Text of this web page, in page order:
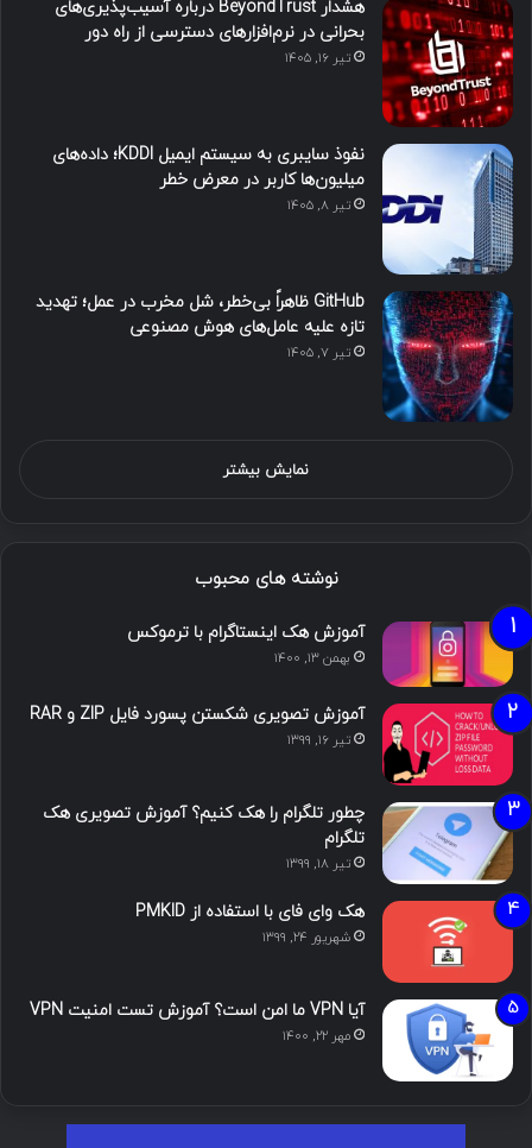
هشدار BeyondTrust درباره آسیب‌پذیری‌های
بحرانی در نرم‌افزارهای دسترسی از راه دور
تیر ۱۶, ۱۴۰۵
نفوذ سایبری به سیستم ایمیل KDDI؛ داده‌های
میلیون‌ها کاربر در معرض خطر
تیر ۸, ۱۴۰۵
GitHub ظاهراً بی‌خطر، شل مخرب در عمل؛ تهدید
تازه علیه عامل‌های هوش مصنوعی
تیر ۷, ۱۴۰۵
نمایش بیشتر
نوشته های محبوب
آموزش هک اینستاگرام با ترموکس
بهمن ۱۳, ۱۴۰۰
آموزش تصویری شکستن پسورد فایل ZIP و RAR
تیر ۱۶, ۱۳۹۹
چطور تلگرام را هک کنیم؟ آموزش تصویری هک
تلگرام
تیر ۱۸, ۱۳۹۹
هک وای فای با استفاده از PMKID
شهریور ۲۴, ۱۳۹۹
آیا VPN ما امن است؟ آموزش تست امنیت VPN
مهر ۲۲, ۱۴۰۰